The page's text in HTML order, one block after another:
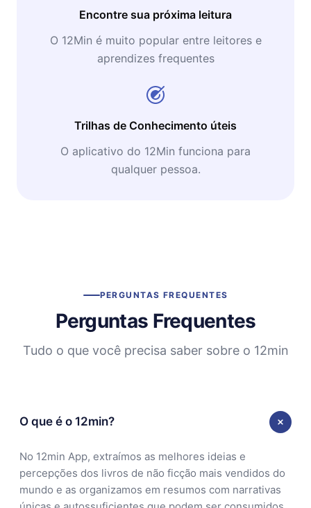
Encontre sua próxima leitura
O 12Min é muito popular entre leitores e
aprendizes frequentes
Trilhas de Conhecimento úteis
O aplicativo do 12Min funciona para
qualquer pessoa.
PERGUNTAS FREQUENTES
Perguntas Frequentes
Tudo o que você precisa saber sobre o 12min
O que é o 12min?
No 12min App, extraímos as melhores ideias e
percepções dos livros de não ficção mais vendidos do
mundo e as organizamos em resumos com narrativas